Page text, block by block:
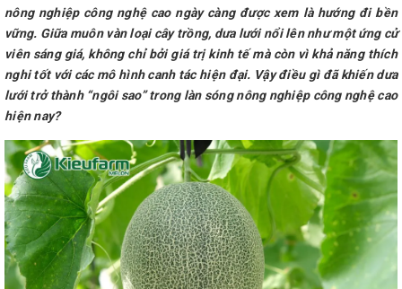
nông nghiệp công nghệ cao ngày càng được xem là hướng đi bền
vững. Giữa muôn vàn loại cây trồng, dưa lưới nổi lên như một ứng cử
viên sáng giá, không chỉ bởi giá trị kinh tế mà còn vì khả năng thích
nghi tốt với các mô hình canh tác hiện đại. Vậy điều gì đã khiến dưa
lưới trở thành “ngôi sao” trong làn sóng nông nghiệp công nghệ cao
hiện nay?